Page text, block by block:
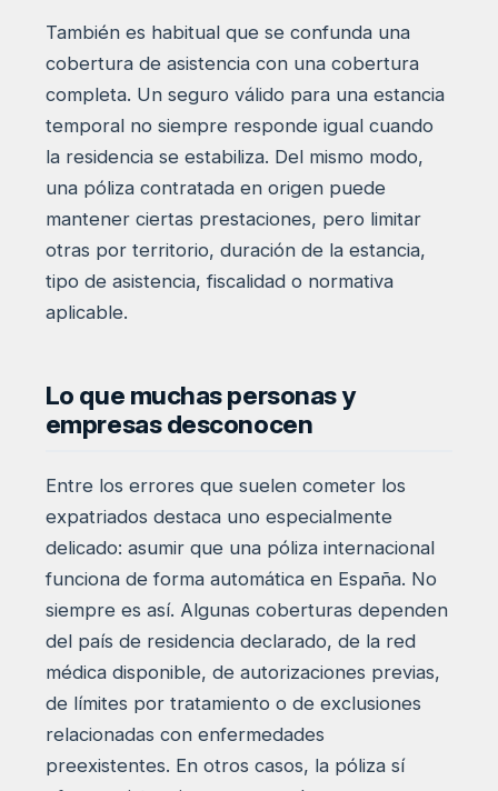
También es habitual que se confunda una
cobertura de asistencia con una cobertura
completa. Un seguro válido para una estancia
temporal no siempre responde igual cuando
la residencia se estabiliza. Del mismo modo,
una póliza contratada en origen puede
mantener ciertas prestaciones, pero limitar
otras por territorio, duración de la estancia,
tipo de asistencia, fiscalidad o normativa
aplicable.
Lo que muchas personas y
empresas desconocen
Entre los errores que suelen cometer los
expatriados destaca uno especialmente
delicado: asumir que una póliza internacional
funciona de forma automática en España. No
siempre es así. Algunas coberturas dependen
del país de residencia declarado, de la red
médica disponible, de autorizaciones previas,
de límites por tratamiento o de exclusiones
relacionadas con enfermedades
preexistentes. En otros casos, la póliza sí